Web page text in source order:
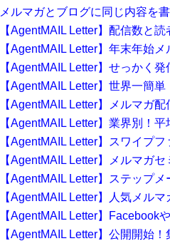
メルマガとブログに同じ内容を
【AgentMAIL Letter】配信数と
【AgentMAIL Letter】年末年始
【AgentMAIL Letter】せっかく
【AgentMAIL Letter】世界一簡
【AgentMAIL Letter】メルマガ
【AgentMAIL Letter】業界別！
【AgentMAIL Letter】スワイプ
【AgentMAIL Letter】メルマガ
【AgentMAIL Letter】ステップ
【AgentMAIL Letter】人気メル
【AgentMAIL Letter】Facebook
【AgentMAIL Letter】公開開始